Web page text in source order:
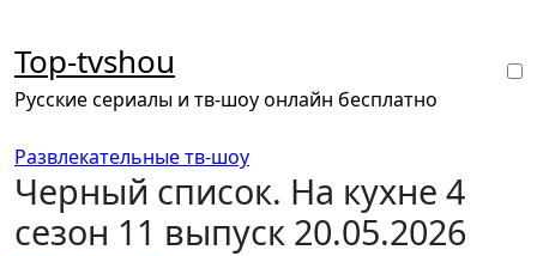
содержанию
Top-tvshou
Русские сериалы и тв-шоу онлайн бесплатно
Развлекательные тв-шоу
Черный список. На кухне 4
сезон 11 выпуск 20.05.2026